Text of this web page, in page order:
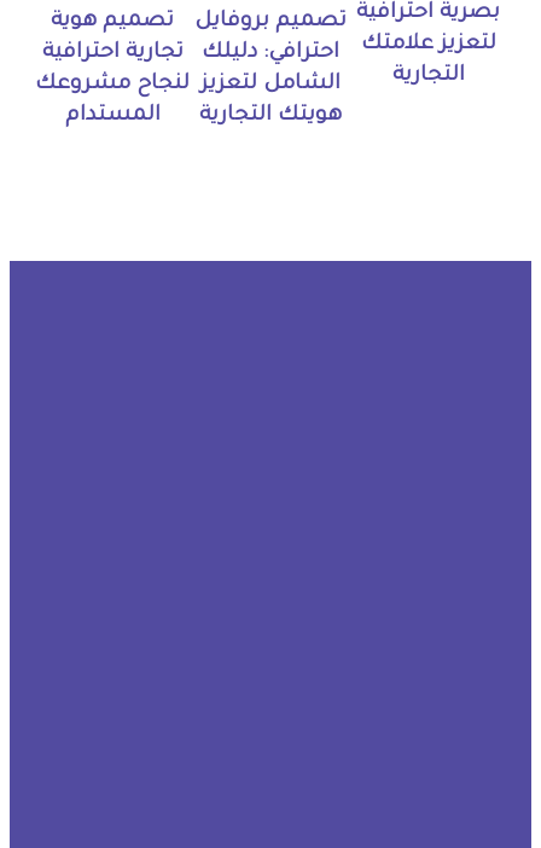
بصرية احترافية
لتعزيز علامتك
التجارية
تصميم بروفايل
احترافي: دليلك
الشامل لتعزيز
هويتك التجارية
تصميم هوية
تجارية احترافية
لنجاح مشروعك
المستدام